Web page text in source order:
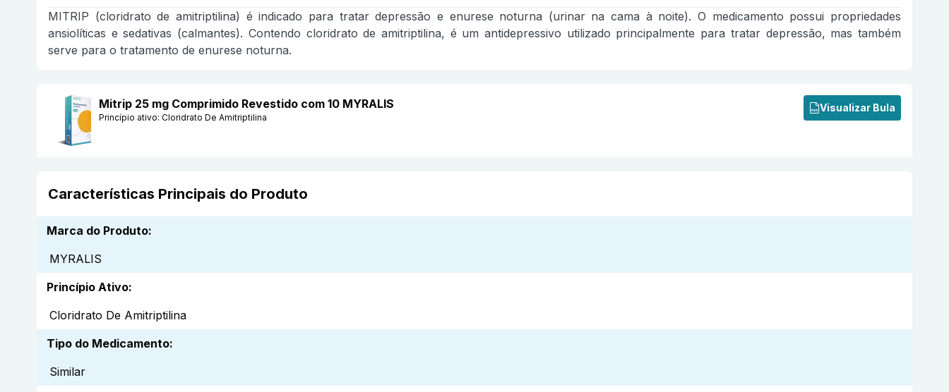
MITRIP (cloridrato de amitriptilina) é indicado para tratar depressão e enurese noturna (urinar na cama à noite). O medicamento possui propriedades
ansiolíticas e sedativas (calmantes). Contendo cloridrato de amitriptilina, é um antidepressivo utilizado principalmente para tratar depressão, mas também
serve para o tratamento de enurese noturna.
Mitrip 25 mg Comprimido Revestido com 10 MYRALIS
Princípio ativo: Cloridrato De Amitriptilina
Visualizar Bula
Características Principais do Produto
Marca do Produto:
MYRALIS
Princípio Ativo:
Cloridrato De Amitriptilina
Tipo do Medicamento:
Similar